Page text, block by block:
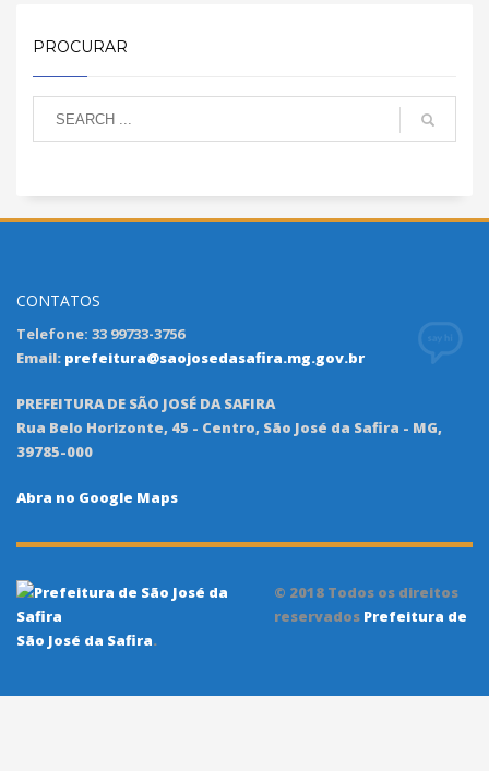
PROCURAR
CONTATOS
Telefone: 33 99733-3756
Email: prefeitura@saojosedasafira.mg.gov.br
PREFEITURA DE SÃO JOSÉ DA SAFIRA
Rua Belo Horizonte, 45 - Centro, São José da Safira - MG,
39785-000
Abra no Google Maps
© 2018 Todos os direitos
reservados Prefeitura de
São José da Safira.